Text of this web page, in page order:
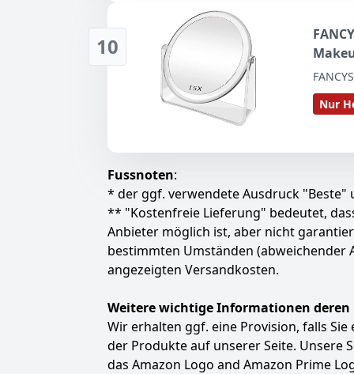
10
360°
Nur
Fussnoten:
* der ggf. verwendete Ausdruck "Beste"
** "Kostenfreie Lieferung" bedeutet,
Anbieter möglich ist, aber nicht
bestimmten Umständen (abweichender
angezeigten Versandkosten.
Weitere wichtige Informationen
Wir erhalten ggf. eine Provision, falls
der Produkte auf unserer Seite. Unsere
das Amazon Logo and Amazon Prime